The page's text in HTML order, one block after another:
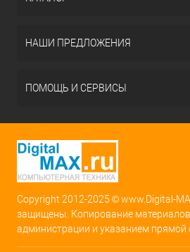
НАШИ ПРЕДЛОЖЕНИЯ
ПОМОЩЬ И СЕРВИСЫ
Copyright 2012-2025 © www.Digital-
защищены. Копирование
администрации и указанием прямой